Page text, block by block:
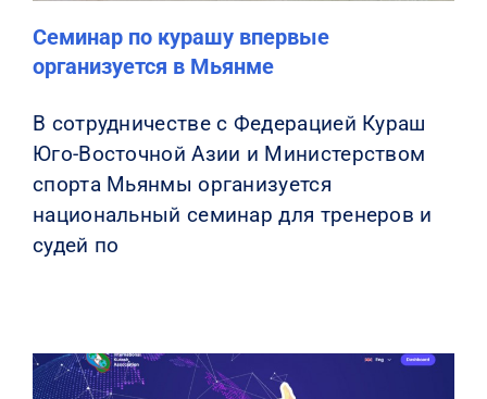
Семинар по курашу впервые
организуется в Мьянме
В сотрудничестве с Федерацией Кураш
Юго-Восточной Азии и Министерством
спорта Мьянмы организуется
национальный семинар для тренеров и
судей по